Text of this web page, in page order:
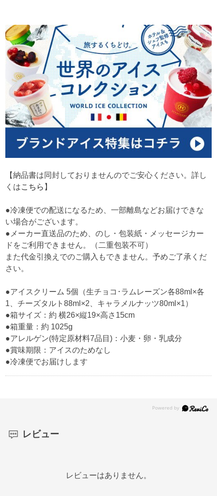
【納品書は同封しておりませんのでご安心ください。詳し
くはこちら 】
●冷凍便での配送になるため、一部離島などお届けできな
い場合がございます。
●メーカー直送品のため、のし・包装紙・メッセージカー
ドをご利用できません。（二重包装不可）
また代金引換えでのご購入もできません。予めご了承くだ
さい。
●アイスクリーム 5個（生チョコ･ラムレーズン各88ml×各
1、チーズタルト88ml×2、キャラメルナッツ80ml×1）
●箱サイズ：約 横26×縦19×高さ15cm
●箱重量：約 1025g
●アレルゲン(特定原材料7品目)：小麦・卵・乳成分
●賞味期限：アイスのためなし
●冷凍便でお届けします
レビュー
レビューはありません。